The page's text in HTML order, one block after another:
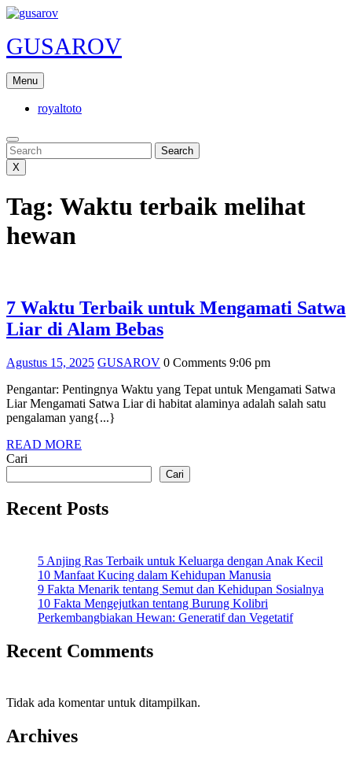
Skip
content
GUSAROV
Menu
royaltoto
Search
Search
X
Tag: Waktu terbaik melihat
hewan
7 Waktu Terbaik untuk Mengamati Satwa
Liar di Alam Bebas7
Terbaik
untuk
Mengamati
di
Agustus 15, 2025Agustus
2025
GUSAROVGUSAROV
0 Comments 9:06 pm
Pengantar: Pentingnya Waktu yang Tepat untuk Mengamati Satwa
Liar Mengamati Satwa Liar di habitat alaminya adalah salah satu
pengalaman yang{...}
READ MORE
Cari
Cari
Recent Posts
5 Anjing Ras Terbaik untuk Keluarga dengan Anak Kecil
10 Manfaat Kucing dalam Kehidupan Manusia
9 Fakta Menarik tentang Semut dan Kehidupan Sosialnya
10 Fakta Mengejutkan tentang Burung Kolibri
Perkembangbiakan Hewan: Generatif dan Vegetatif
Recent Comments
Tidak ada komentar untuk ditampilkan.
Archives